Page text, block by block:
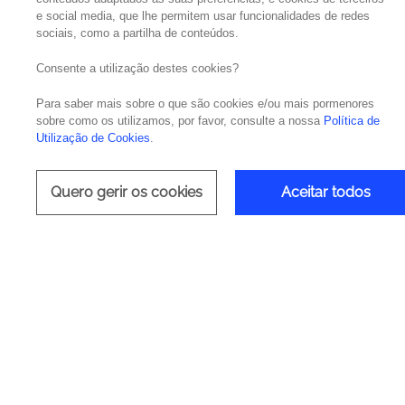
IDC Roadshow 2023 decorreu
Dispersão deDados, Infraestrutura Cloud,
ANoesisassumiu o papel de Silver Partner
o IT Ops, Cloud & Security
ambientesmulticloud.
Neste sentido, estes ambientes requerem
reunir
às pessoas
e social media, que lhe permitem usar funcionalidades de redes
sociais, como a partilha de conteúdos.
Consente a utilização destes cookies?
Para saber mais sobre o que são cookies e/ou mais pormenores
sobre como os utilizamos, por favor, consulte a nossa Política de
Utilização de Cookies.
Quero gerir os cookies Aceitar todos